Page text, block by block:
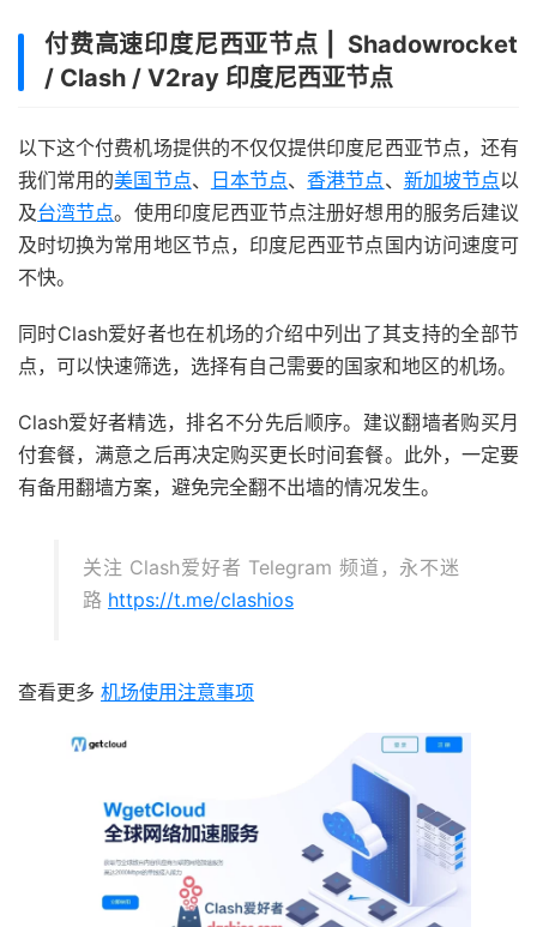
付费高速印度尼西亚节点 | Shadowrocket
/ Clash / V2ray 印度尼西亚节点
以下这个付费机场提供的不仅仅提供印度尼西亚节点，还有
我们常用的美国节点、 日本节点、 香港节点、 新加坡节点以
及台湾节点。使用印度尼西亚节点注册好想用的服务后建议
及时切换为常用地区节点，印度尼西亚节点国内访问速度可
不快。
同时Clash爱好者也在机场的介绍中列出了其支持的全部节
点，可以快速筛选，选择有自己需要的国家和地区的机场。
Clash爱好者精选，排名不分先后顺序。建议翻墙者购买月
付套餐，满意之后再决定购买更长时间套餐。此外，一定要
有备用翻墙方案，避免完全翻不出墙的情况发生。
关注 Clash爱好者 Telegram 频道，永不迷
路 https://t.me/clashios
查看更多 机场使用注意事项